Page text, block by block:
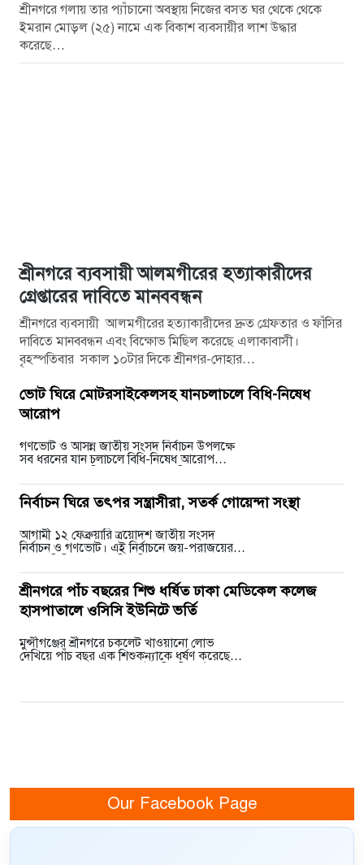
শ্রীনগরে গলায় তার প্যাঁচানো অবস্থায় নিজের বসত ঘর থেকে থেকে
ইমরান মোড়ল (২৫) নামে এক বিকাশ ব্যবসায়ীর লাশ উদ্ধার
করেছে…
শ্রীনগরে ব্যবসায়ী আলমগীরের হত্যাকারীদের
গ্রেপ্তারের দাবিতে মানববন্ধন
শ্রীনগরে ব্যবসায়ী আলমগীরের হত্যাকারীদের দ্রুত গ্রেফতার ও ফাঁসির
দাবিতে মানববন্ধন এবং বিক্ষোভ মিছিল করেছে এলাকাবাসী।
বৃহস্পতিবার সকাল ১০টার দিকে শ্রীনগর-দোহার…
ভোট ঘিরে মোটরসাইকেলসহ যানচলাচলে বিধি-নিষেধ
আরোপ
গণভোট ও আসন্ন জাতীয় সংসদ নির্বাচন উপলক্ষে
সব ধরনের যান চলাচলে বিধি-নিষেধ আরোপ
একই…
নির্বাচন ঘিরে তৎপর সন্ত্রাসীরা, সতর্ক গোয়েন্দা সংস্থা
আগামী ১২ ফেব্রুয়ারি ত্রয়োদশ জাতীয় সংসদ
নির্বাচন ও গণভোট। এই নির্বাচনে জয়-পরাজয়ের
শীর্ষ সন্ত্রাসীরাও। রাজনৈতিক…
শ্রীনগরে পাঁচ বছরের শিশু ধর্ষিত ঢাকা মেডিকেল কলেজ
হাসপাতালে ওসিসি ইউনিটে ভর্তি
মুন্সীগঞ্জের শ্রীনগরে চকলেট খাওয়ানো লোভ
দেখিয়ে পাঁচ বছর এক শিশুকন্যাকে ধর্ষণ করেছে
Our Facebook Page